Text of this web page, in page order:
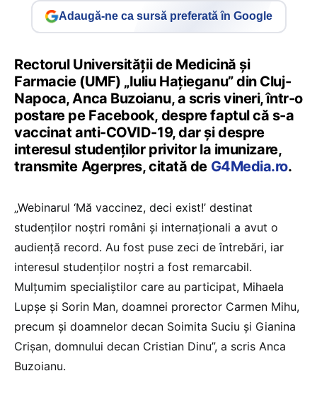
Adaugă-ne ca sursă preferată în Google
Rectorul Universităţii de Medicină şi
Farmacie (UMF) „Iuliu Haţieganu” din Cluj-
Napoca, Anca Buzoianu, a scris vineri, într-o
postare pe Facebook, despre faptul că s-a
vaccinat anti-COVID-19, dar şi despre
interesul studenţilor privitor la imunizare,
transmite Agerpres, citată de G4Media.ro.
„Webinarul ‘Mă vaccinez, deci exist!’ destinat
studenţilor noştri români şi internaţionali a avut o
audienţă record. Au fost puse zeci de întrebări, iar
interesul studenţilor noştri a fost remarcabil.
Mulţumim specialiştilor care au participat, Mihaela
Lupşe şi Sorin Man, doamnei prorector Carmen Mihu,
precum şi doamnelor decan Soimita Suciu şi Gianina
Crişan, domnului decan Cristian Dinu”, a scris Anca
Buzoianu.